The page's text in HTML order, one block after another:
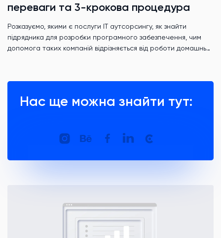
переваги та 3-крокова процедура
Розказуємо, якими є послуги IT аутсорсингу, як знайти
підрядника для розробки програмного забезпечення, чим
допомога таких компаній відрізняється від роботи домашньої
Нас ще можна знайти тут: